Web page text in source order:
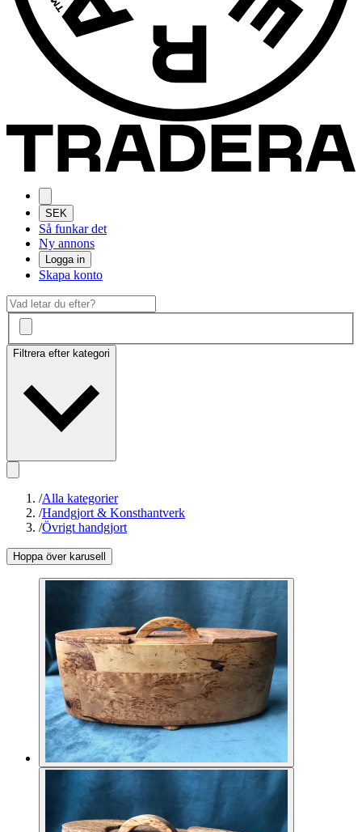
SEK
Så funkar det
Ny annons
Logga in
Skapa konto
Filtrera efter kategori
/Alla kategorier
/Handgjort & Konsthantverk
/Övrigt handgjort
Hoppa över karusell